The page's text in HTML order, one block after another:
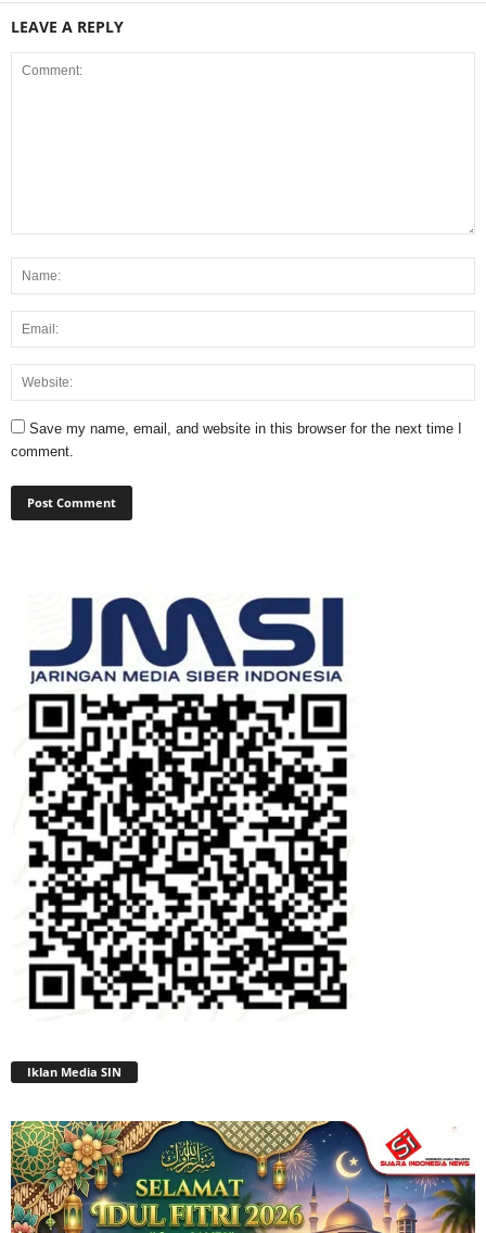
LEAVE A REPLY
Save my name, email, and website in this browser for the next time I
comment.
Iklan Media SIN